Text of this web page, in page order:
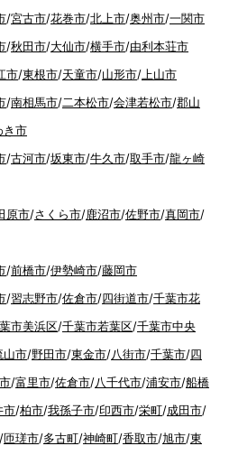
/宮古市/花巻市/北上市/奥州市/一関市
/秋田市/大仙市/横手市/由利本荘市
市/東根市/天童市/山形市/ 上山市
/南相馬市/二本松市/会津若松市/郡山
き市
/古河市/坂東市/牛久市/取手市/龍ヶ崎
原市/さくら市/鹿沼市/佐野市/真岡市/
/前橋市/伊勢崎市/藤岡市
/習志野市/佐倉市/四街道市/千葉市花
市美浜区/千葉市若葉区/千葉市中央
山市/野田市/東金市/八街市/千葉市/四
/富里市/佐倉市/八千代市/浦安市/船橋
市/柏市/我孫子市/印西市/栄町/成田市/
/匝瑳市/多古町/神崎町/香取市/旭市/東